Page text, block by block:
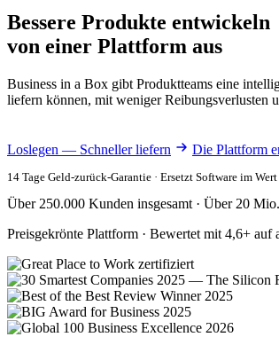
Bessere Produkte entwickeln
von einer Plattform aus
Business in a Box gibt Produktteams eine
liefern können, mit weniger Reibungsverlusten
Loslegen — Schneller liefern Die Plattform
14 Tage Geld-zurück-Garantie · Ersetzt Software im
Über 250.000 Kunden insgesamt · Über 20
Preisgekrönte Plattform · Bewertet mit 4,6+